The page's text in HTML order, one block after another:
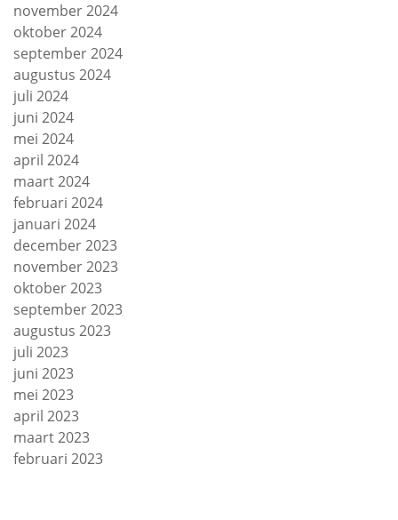
november 2024
oktober 2024
september 2024
augustus 2024
juli 2024
juni 2024
mei 2024
april 2024
maart 2024
februari 2024
januari 2024
december 2023
november 2023
oktober 2023
september 2023
augustus 2023
juli 2023
juni 2023
mei 2023
april 2023
maart 2023
februari 2023